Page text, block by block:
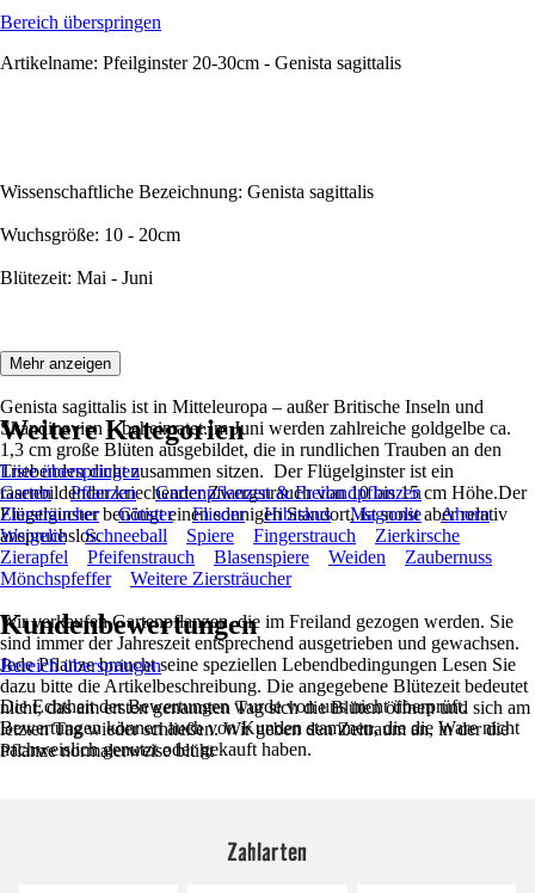
Bereich überspringen
Artikelname: Pfeilginster 20-30cm - Genista sagittalis
Wissenschaftliche Bezeichnung: Genista sagittalis
Wuchsgröße: 10 - 20cm
Blütezeit: Mai - Juni
Beschreibung:
Genista sagittalis ist in Mitteleuropa – außer Britische Inseln und
Skandinavien – beheimatet.Im Juni werden zahlreiche goldgelbe ca.
1,3 cm große Blüten ausgebildet, die in rundlichen Trauben an den
Triebenden dicht zusammen sitzen. Der Flügelginster ist ein
rasenbildender kriechender Zwergstrauch von 10 bis 15 cm Höhe.Der
Flügelginster benötigt einen sonnigen Standort, ist sonst aber relativ
anspruchslos.
Wir verkaufen Gartenpflanzen, die im Freiland gezogen werden. Sie
sind immer der Jahreszeit entsprechend ausgetrieben und gewachsen.
Jede Pflanze braucht seine speziellen Lebendbedingungen Lesen Sie
dazu bitte die Artikelbeschreibung. Die angegebene Blütezeit bedeutet
nicht, das am ersten genannten Tag sich die Blüten öffnen und sich am
letzten Tag wieder schließen. Wir geben den Zeitraum an, in der die
Pflanze normalerweise blüht
Mehr anzeigen
Weitere Kategorien
Liste überspringen
Garten
Pflanzen
Gartenpflanzen & Freilandpflanzen
Ziersträucher
Ginster Flieder Hibiskus Magnolie
Ahorn
Weigelie
Schneeball Spiere Fingerstrauch
Zierkirsche
Zierapfel
Pfeifenstrauch Blasenspiere Weiden
Zaubernuss
Mönchspfeffer
Weitere Ziersträucher
Kundenbewertungen
Bereich überspringen
Die Echtheit der Bewertungen wurde von uns nicht überprüft.
Bewertungen können auch von Kunden stammen, die die Ware nicht
nachweislich genutzt oder gekauft haben.
Zahlarten